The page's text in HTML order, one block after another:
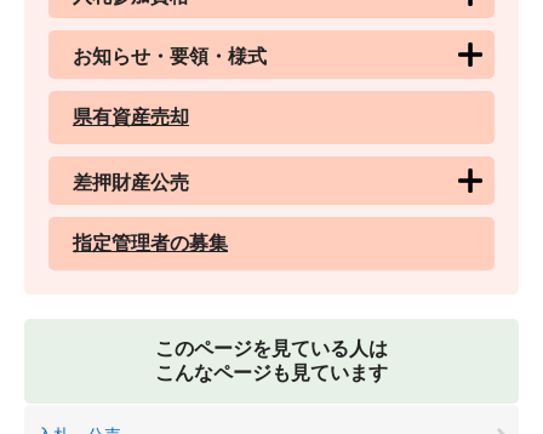
お知らせ・要領・様式
県有資産売却
差押財産公売
指定管理者の募集
このページを見ている人は
こんなページも見ています